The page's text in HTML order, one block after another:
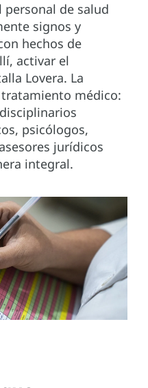
personal de salud
signos y
hechos de
activar el
Lovera. La
médico:
psicólogos,
jurídicos
integral.